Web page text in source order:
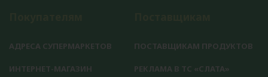
АДРЕСА СУПЕРМАРКЕТОВ
ИНТЕРНЕТ-МАГАЗИН
ПОСТАВЩИКАМ ПРОДУКТОВ
РЕКЛАМА В ТС «СЛАТА»